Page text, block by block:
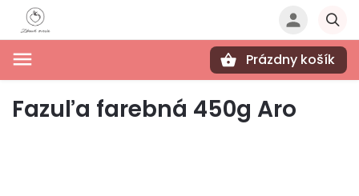
Prázdny košík
Fazuľa farebná 450g Aro